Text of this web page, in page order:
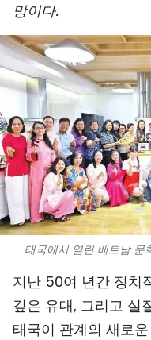
환
문
스
과
여
세
사
비
망이다.
태국에서 열린 베트남 문
지난 50여 년간 정치
깊은 유대, 그리고 실
태국이 관계의 새로